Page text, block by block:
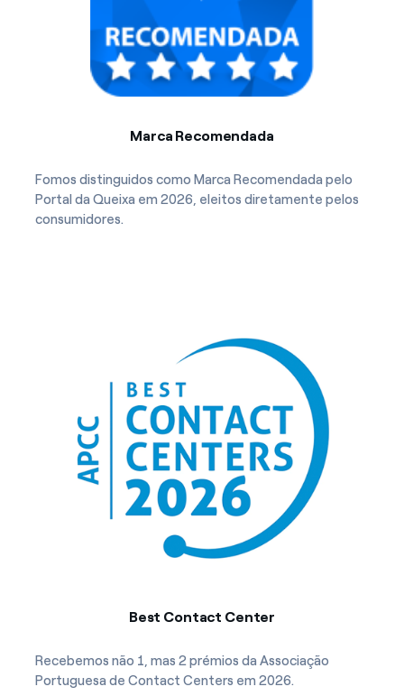
Marca Recomendada
Fomos distinguidos como Marca Recomendada pelo
Portal da Queixa em 2026, eleitos diretamente pelos
consumidores.
Best Contact Center
Recebemos não 1, mas 2 prémios da Associação
Portuguesa de Contact Centers em 2026.